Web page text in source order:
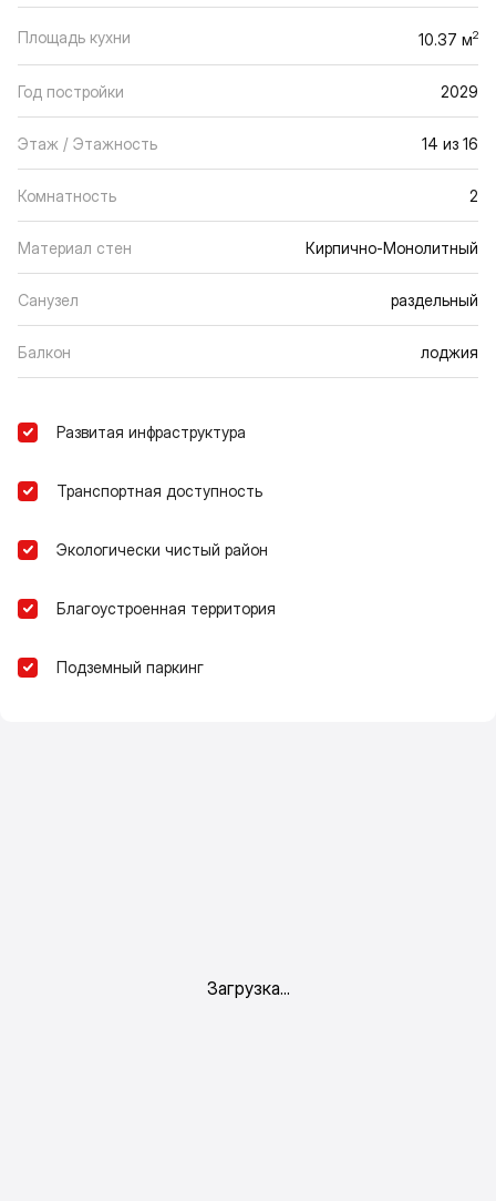
Площадь кухни 10.37 м2
Год постройки 2029
Этаж / Этажность 14 из 16
Комнатность 2
Материал стен Кирпично-Монолитный
Санузел раздельный
Балкон лоджия
Развитая инфраструктура
Транспортная доступность
Экологически чистый район
Благоустроенная территория
Подземный паркинг